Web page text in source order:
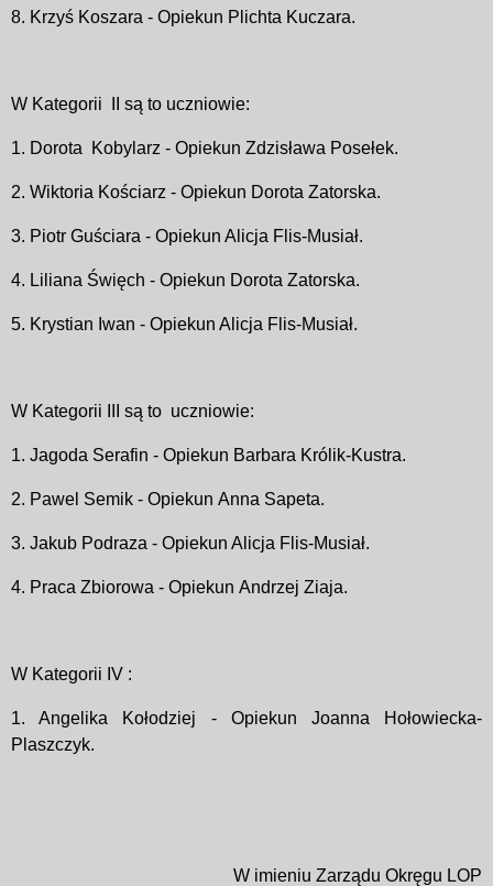
8. Krzyś Koszara - Opiekun Plichta Kuczara.
W Kategorii II są to uczniowie:
1. Dorota Kobylarz - Opiekun Zdzisława Posełek.
2. Wiktoria Kościarz - Opiekun Dorota Zatorska.
3. Piotr Guściara - Opiekun Alicja Flis-Musiał.
4. Liliana Święch - Opiekun Dorota Zatorska.
5. Krystian Iwan - Opiekun Alicja Flis-Musiał.
W Kategorii III są to uczniowie:
1. Jagoda Serafin - Opiekun Barbara Królik-Kustra.
2. Pawel Semik - Opiekun Anna Sapeta.
3. Jakub Podraza - Opiekun Alicja Flis-Musiał.
4. Praca Zbiorowa - Opiekun Andrzej Ziaja.
W Kategorii IV :
1. Angelika Kołodziej - Opiekun Joanna Hołowiecka-
Plaszczyk.
W imieniu Zarządu Okręgu LOP